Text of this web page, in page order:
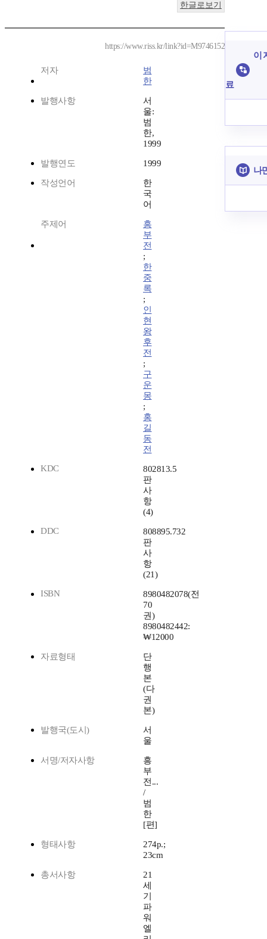
한글로보기
https://www.riss.kr/link?id=M9746152
저자
범
한
발행사항
서
울:
범
한,
1999
발행연도 1999
작성언어
한
국
어
주제어
흥
부
전
;
한
중
록
;
인
현
왕
후
전
;
구
운
몽
;
홍
길
동
전
KDC
802813.5
판
사
항
(4)
DDC
808895.732
판
사
항
(21)
ISBN
8980482078(전
70
권)
8980482442:
₩12000
자료형태
단
행
본
(다
권
본)
발행국(도시)
서
울
서명/저자사항
흥
부
전...
/
범
한
[편]
형태사항
274p.;
23cm
총서사항
21
세
기
파
워
엘
이
료
나